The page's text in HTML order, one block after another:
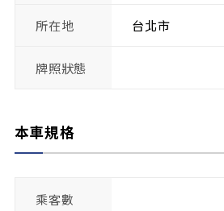
所在地 台北市
牌照狀態
本車規格
乘客數